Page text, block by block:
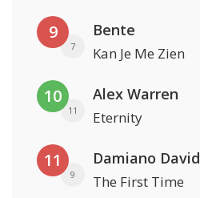
9
7
Bente
Kan Je Me Zien
10
11
Alex Warren
Eternity
11
9
Damiano David
The First Time